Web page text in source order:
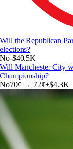
Will the Republican
elections?
No-$40.5K
Will Manchester City
Championship?
No70¢ → 72¢+$4.3K